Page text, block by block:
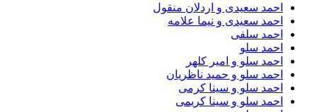
احمد سعیدی و اردلان منقول
احمد سعیدی و نیما علامه
احمد سلفی
احمد سلو
احمد سلو و امیر کلهر
احمد سلو و حمید ناظریان
احمد سلو و سینا کرمی
احمد سلو و سینا کریمی